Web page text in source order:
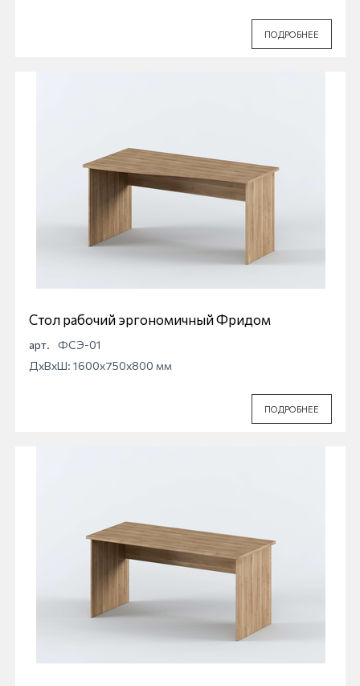
ПОДРОБНЕЕ
Стол рабочий эргономичный Фридом
арт.
ФСЭ-01
ДхВхШ: 1600x750x800 мм
ПОДРОБНЕЕ